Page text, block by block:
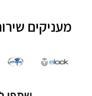
מעניקים